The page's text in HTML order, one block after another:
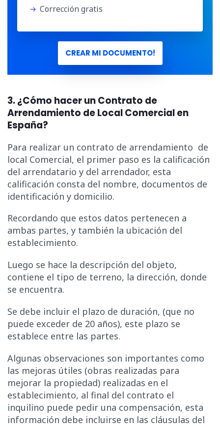
Corrección gratis
CREAR MI DOCUMENTO!
3. ¿Cómo hacer un Contrato de
Arrendamiento de Local Comercial en
España?
Para realizar un contrato de arrendamiento de
local Comercial, el primer paso es la calificación
del arrendatario y del arrendador, esta
calificación consta del nombre, documentos de
identificación y domicilio.
Recordando que estos datos pertenecen a
ambas partes, y también la ubicación del
establecimiento.
Luego se hace la descripción del objeto,
contiene el tipo de terreno, la dirección, donde
se encuentra.
Se debe incluir el plazo de duración, (que no
puede exceder de 20 años), este plazo se
establece entre las partes.
Algunas observaciones son importantes como
las mejoras útiles (obras realizadas para
mejorar la propiedad) realizadas en el
establecimiento, al final del contrato el
inquilino puede pedir una compensación, esta
información debe incluirse en las cláusulas del